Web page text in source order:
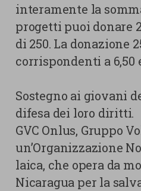
interamente la
progetti puoi donare
di 250. La donazione
corrispondenti a 6,50
Sostegno ai giovani
difesa dei loro diritti.
GVC Onlus, Gruppo
un’Organizzazione
laica, che opera da
Nicaragua per la